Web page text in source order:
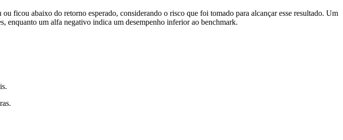
ficou abaixo do retorno esperado, considerando o risco que foi tomado para alcançar esse resultado. Um
enquanto um alfa negativo indica um desempenho inferior ao benchmark.